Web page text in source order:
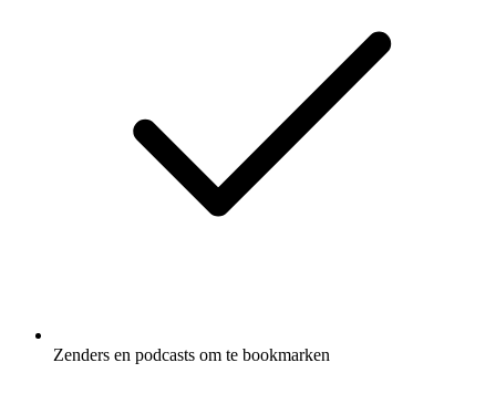
Zenders en podcasts om te bookmarken